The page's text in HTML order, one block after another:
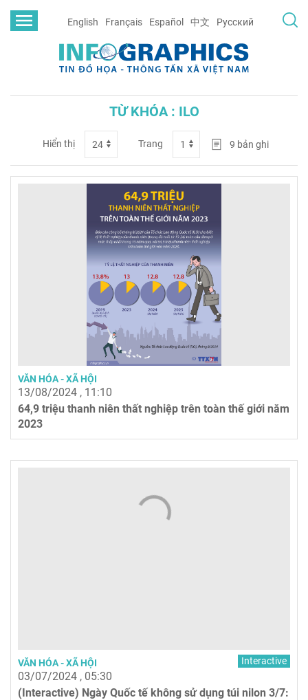
English Français Español 中文 Русский
TỪ KHÓA : ILO
Hiển thị Trang 9 bản ghi
VĂN HÓA - XÃ HỘI
13/08/2024 , 11:10
64,9 triệu thanh niên thất nghiệp trên toàn thế giới năm
2023
VĂN HÓA - XÃ HỘI Interactive
03/07/2024 , 05:30
(Interactive) Ngày Quốc tế không sử dụng túi nilon 3/7: